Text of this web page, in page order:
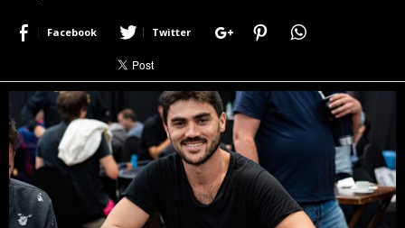
c
Facebook Twitter